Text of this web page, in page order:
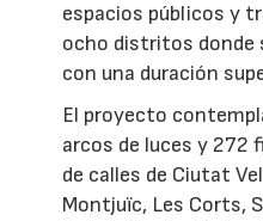
espacios públicos y
ocho distritos donde
con una duración
El proyecto
arcos de luces y 272
de calles de Ciutat
Montjuïc, Les Corts,